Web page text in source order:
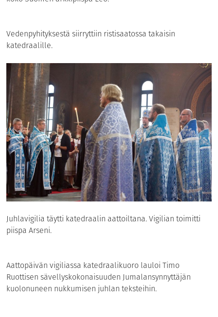
Vedenpyhityksestä siirryttiin ristisaatossa takaisin
katedraalille.
Juhlavigilia täytti katedraalin aattoiltana. Vigilian toimitti
piispa Arseni.
Aattopäivän vigiliassa katedraalikuoro lauloi Timo
Ruottisen sävellyskokonaisuuden Jumalansynnyttäjän
kuolonuneen nukkumisen juhlan teksteihin.